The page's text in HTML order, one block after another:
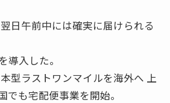
日午前中には確実に届けられる
導入した。
型ラストワンマイルを海外へ 上
でも宅配便事業を開始。